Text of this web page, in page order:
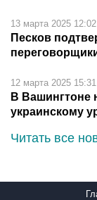
13 марта 2025 12:02
Песков
12 марта 2025 15:31
В Вашингтоне
украинскому
Читать все